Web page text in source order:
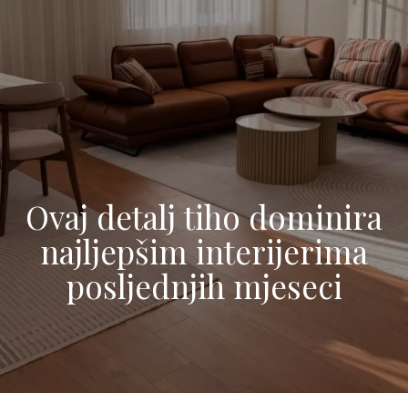
Ovaj detalj tiho dominira
najljepšim interijerima
posljednjih mjeseci